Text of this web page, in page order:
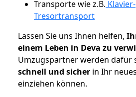
Transporte wie z.B. Klavier-
Tresortransport
Lassen Sie uns Ihnen helfen,
einem Leben in Deva zu
Umzugspartner werden dafür
schnell und sicher in Ihr
einziehen können.